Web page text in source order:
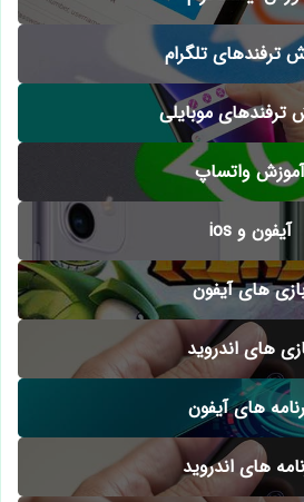
ترفندهای تلگرام
ترفندهای موبایلی
آموزش واتساپ
آیفون و ios
های آیفون
های اندروید
های آیفون
های اندروید